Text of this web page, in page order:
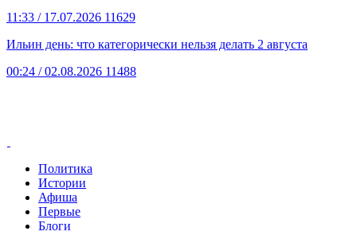
11:33 / 17.07.2026 11629
Ильин день: что категорически нельзя делать 2 августа
00:24 / 02.08.2026 11488
Политика
Истории
Афиша
Первые
Блоги